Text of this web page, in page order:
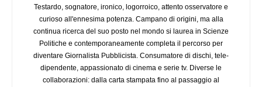
Testardo, sognatore, ironico, logorroico, attento osservatore e
curioso all'ennesima potenza. Campano di origini, ma alla
continua ricerca del suo posto nel mondo si laurea in Scienze
Politiche e contemporaneamente completa il percorso per
diventare Giornalista Pubblicista. Consumatore di dischi, tele-
dipendente, appassionato di cinema e serie tv. Diverse le
collaborazioni: dalla carta stampata fino al passaggio al